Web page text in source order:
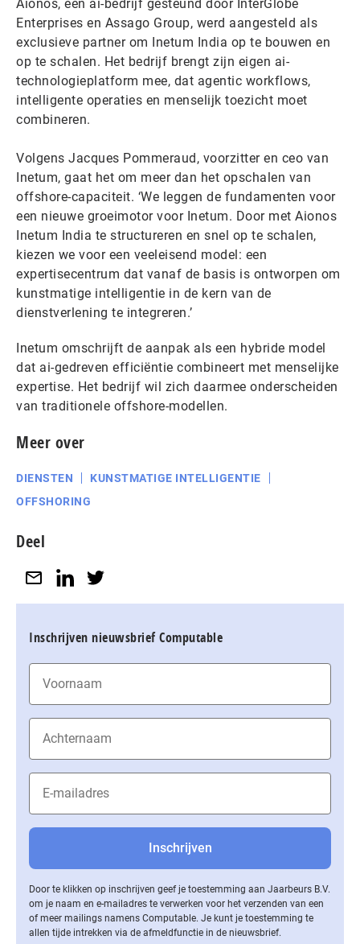
Aionos, een ai-bedrijf gesteund door InterGlobe
Enterprises en Assago Group, werd aangesteld als
exclusieve partner om Inetum India op te bouwen en
op te schalen. Het bedrijf brengt zijn eigen ai-
technologieplatform mee, dat agentic workflows,
intelligente operaties en menselijk toezicht moet
combineren.
Volgens Jacques Pommeraud, voorzitter en ceo van
Inetum, gaat het om meer dan het opschalen van
offshore-capaciteit. ‘We leggen de fundamenten voor
een nieuwe groeimotor voor Inetum. Door met Aionos
Inetum India te structureren en snel op te schalen,
kiezen we voor een veeleisend model: een
expertisecentrum dat vanaf de basis is ontworpen om
kunstmatige intelligentie in de kern van de
dienstverlening te integreren.’
Inetum omschrijft de aanpak als een hybride model
dat ai-gedreven efficiëntie combineert met menselijke
expertise. Het bedrijf wil zich daarmee onderscheiden
van traditionele offshore-modellen.
Meer over
DIENSTEN
KUNSTMATIGE INTELLIGENTIE
OFFSHORING
Deel
Inschrijven nieuwsbrief Computable
Door te klikken op inschrijven geef je toestemming aan Jaarbeurs B.V.
om je naam en e-mailadres te verwerken voor het verzenden van een
of meer mailings namens Computable. Je kunt je toestemming te
allen tijde intrekken via de af­meld­func­tie in de nieuwsbrief.